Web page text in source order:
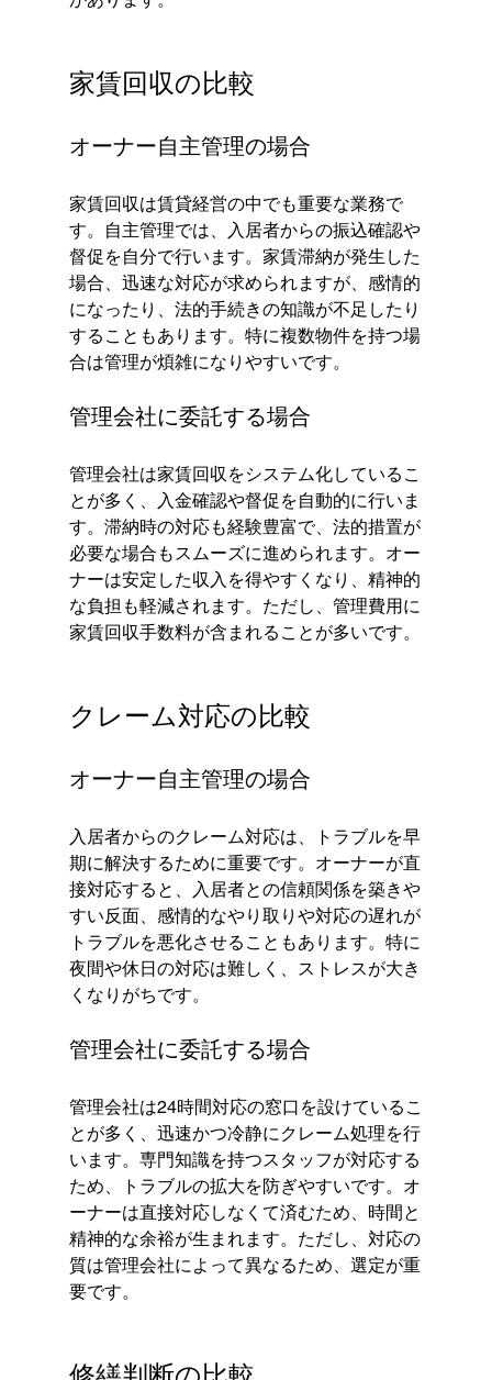
家賃回収の比較
オーナー自主管理の場合
家賃回収は賃貸経営の中でも重要な業務で
す。自主管理では、入居者からの振込確認や
督促を自分で行います。家賃滞納が発生した
場合、迅速な対応が求められますが、感情的
になったり、法的手続きの知識が不足したり
することもあります。特に複数物件を持つ場
合は管理が煩雑になりやすいです。
管理会社に委託する場合
管理会社は家賃回収をシステム化しているこ
とが多く、入金確認や督促を自動的に行いま
す。滞納時の対応も経験豊富で、法的措置が
必要な場合もスムーズに進められます。オー
ナーは安定した収入を得やすくなり、精神的
な負担も軽減されます。ただし、管理費用に
家賃回収手数料が含まれることが多いです。
クレーム対応の比較
オーナー自主管理の場合
入居者からのクレーム対応は、トラブルを早
期に解決するために重要です。オーナーが直
接対応すると、入居者との信頼関係を築きや
すい反面、感情的なやり取りや対応の遅れが
トラブルを悪化させることもあります。特に
夜間や休日の対応は難しく、ストレスが大き
くなりがちです。
管理会社に委託する場合
管理会社は24時間対応の窓口を設けているこ
とが多く、迅速かつ冷静にクレーム処理を行
います。専門知識を持つスタッフが対応する
ため、トラブルの拡大を防ぎやすいです。オ
ーナーは直接対応しなくて済むため、時間と
精神的な余裕が生まれます。ただし、対応の
質は管理会社によって異なるため、選定が重
要です。